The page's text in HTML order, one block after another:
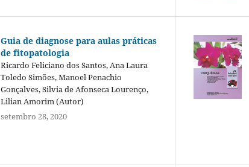
Guia de diagnose para aulas práticas
de fitopatologia
Ricardo Feliciano dos Santos, Ana Laura
Toledo Simões, Manoel Penachio
Gonçalves, Silvia de Afonseca Lourenço,
Lilian Amorim (Autor)
setembro 28, 2020